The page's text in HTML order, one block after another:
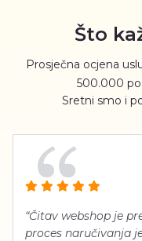
Što
Prosječna ocjena
500.000
Sretni smo i
“Čitav webshop je
proces naručivanja